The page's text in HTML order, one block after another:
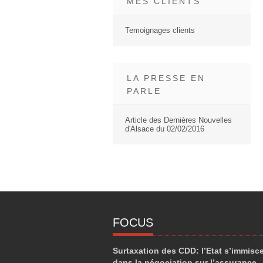
Temoignages clients
LA PRESSE EN
PARLE
Article des Dernières Nouvelles
d'Alsace du 02/02/2016
FOCUS
Surtaxation des CDD: l’Etat